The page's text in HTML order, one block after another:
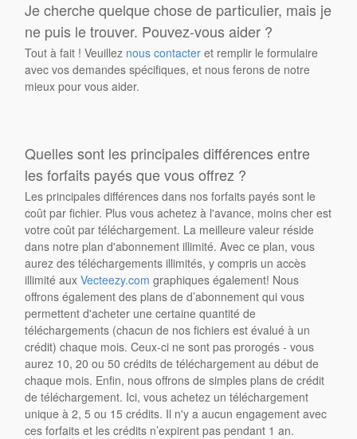
Je cherche quelque chose de particulier, mais je
ne puis le trouver. Pouvez-vous aider ?
Tout à fait ! Veuillez nous contacter et remplir le formulaire
avec vos demandes spécifiques, et nous ferons de notre
mieux pour vous aider.
Quelles sont les principales différences entre
les forfaits payés que vous offrez ?
Les principales différences dans nos forfaits payés sont le
coût par fichier. Plus vous achetez à l'avance, moins cher est
votre coût par téléchargement. La meilleure valeur réside
dans notre plan d'abonnement illimité. Avec ce plan, vous
aurez des téléchargements illimités, y compris un accès
illimité auxVecteezy.com graphiques également! Nous
offrons également des plans de d’abonnement qui vous
permettent d'acheter une certaine quantité de
téléchargements (chacun de nos fichiers est évalué à un
crédit) chaque mois. Ceux-ci ne sont pas prorogés - vous
aurez 10, 20 ou 50 crédits de téléchargement au début de
chaque mois. Enfin, nous offrons de simples plans de crédit
de téléchargement. Ici, vous achetez un téléchargement
unique à 2, 5 ou 15 crédits. Il n'y a aucun engagement avec
ces forfaits et les crédits n’expirent pas pendant 1 an.